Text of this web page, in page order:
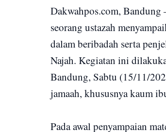
Dakwahpos.com,
seorang ustazah
dalam beribadah serta
Najah. Kegiatan ini
Bandung, Sabtu (15/11/
jamaah, khususnya kaum
Pada awal penyampaian